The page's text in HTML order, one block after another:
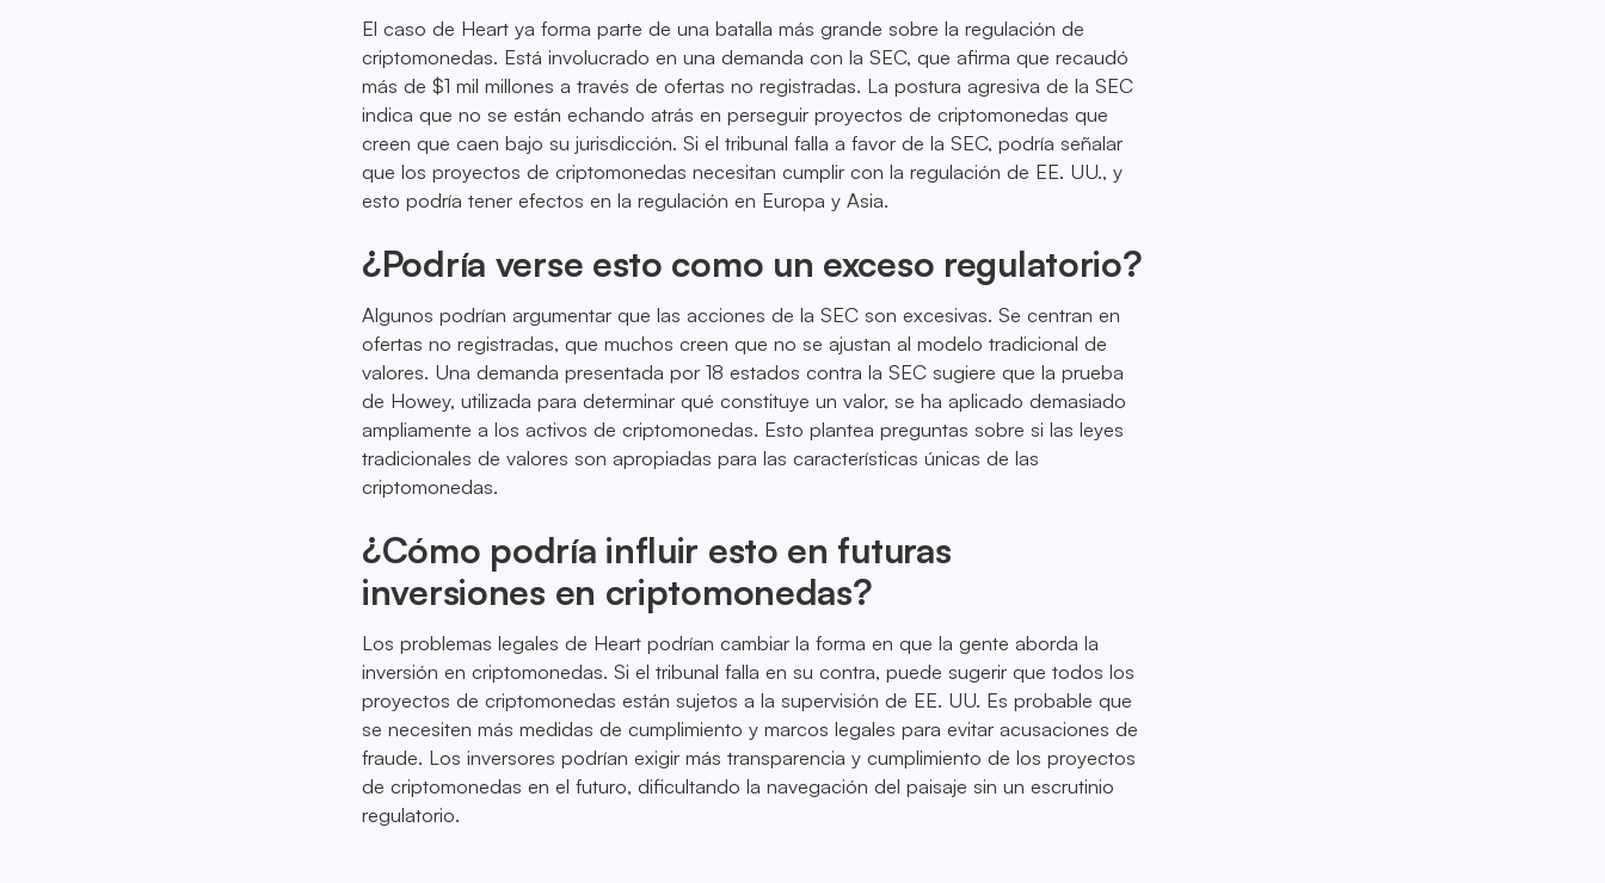
El caso de Heart ya forma parte de una batalla más grande sobre la regulación de
criptomonedas. Está involucrado en una demanda con la SEC, que afirma que recaudó
más de $1 mil millones a través de ofertas no registradas. La postura agresiva de la SEC
indica que no se están echando atrás en perseguir proyectos de criptomonedas que
creen que caen bajo su jurisdicción. Si el tribunal falla a favor de la SEC, podría señalar
que los proyectos de criptomonedas necesitan cumplir con la regulación de EE. UU., y
esto podría tener efectos en la regulación en Europa y Asia.
¿Podría verse esto como un exceso regulatorio?
Algunos podrían argumentar que las acciones de la SEC son excesivas. Se centran en
ofertas no registradas, que muchos creen que no se ajustan al modelo tradicional de
valores. Una demanda presentada por 18 estados contra la SEC sugiere que la prueba
de Howey, utilizada para determinar qué constituye un valor, se ha aplicado demasiado
ampliamente a los activos de criptomonedas. Esto plantea preguntas sobre si las leyes
tradicionales de valores son apropiadas para las características únicas de las
criptomonedas.
¿Cómo podría influir esto en futuras
inversiones en criptomonedas?
Los problemas legales de Heart podrían cambiar la forma en que la gente aborda la
inversión en criptomonedas. Si el tribunal falla en su contra, puede sugerir que todos los
proyectos de criptomonedas están sujetos a la supervisión de EE. UU. Es probable que
se necesiten más medidas de cumplimiento y marcos legales para evitar acusaciones de
fraude. Los inversores podrían exigir más transparencia y cumplimiento de los proyectos
de criptomonedas en el futuro, dificultando la navegación del paisaje sin un escrutinio
regulatorio.